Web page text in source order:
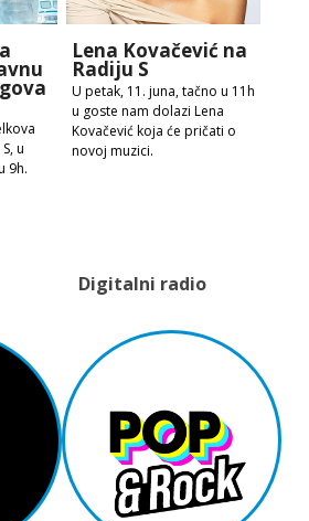
u
9h.
Lena Kovačević na
Radiju S
U petak, 11. juna, tačno u 11h
u goste nam dolazi Lena
Kovačević koja će pričati o
novoj muzici.
Digitalni radio